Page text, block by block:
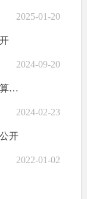
2025-01-20
2024-09-20
永靖县应急管理局2024年部门单位预算公开情况说明
2024-02-23
开
2022-01-02